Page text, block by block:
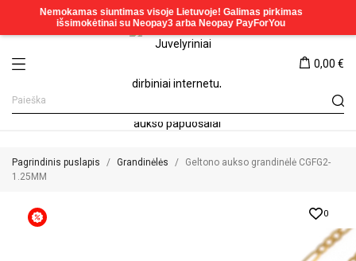
0,00 €
Pagrindinis puslapis Grandinėlės
Geltono aukso grandinėlė CGFG2-
1.25MM
0